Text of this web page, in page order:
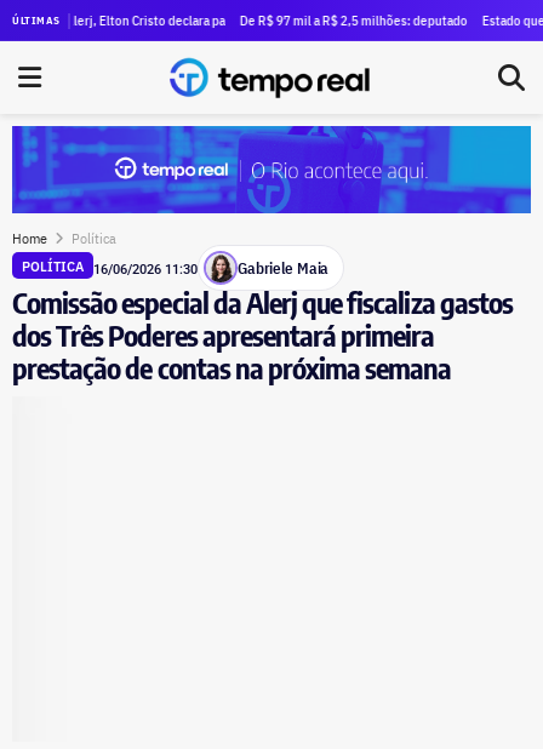
ÚLTIMASdos cinco índices de violência contra a mulher
Alerj, Elton Cristo declara patrimônio de R$ 3 milhões — quase oito vezes maior do que em
De R$ 97 mil a R$ 2,5 milhões: deputado Fred Pacheco
Estado quer criar
Home Política
POLÍTICA 16/06/2026 11:30 Gabriele Maia
Comissão especial da Alerj que fiscaliza gastos
dos Três Poderes apresentará primeira
prestação de contas na próxima semana